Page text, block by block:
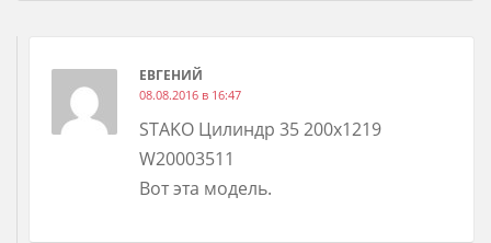
ЕВГЕНИЙ
08.08.2016 в 16:47
STAKO Цилиндр 35 200х1219
W20003511
Вот эта модель.